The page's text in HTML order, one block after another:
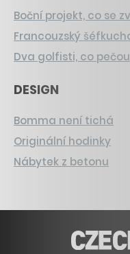
Boční projekt, co se
Francouzský
Dva golfisti, co pečou
DESIGN
Bomma není tichá
Originální hodinky
Nábytek z betonu